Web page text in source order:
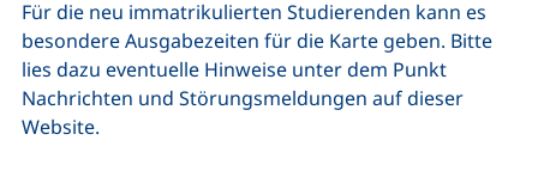
Für die neu immatrikulierten Studierenden kann es
besondere Ausgabezeiten für die Karte geben. Bitte
lies dazu eventuelle Hinweise unter dem Punkt
Nachrichten und Störungsmeldungen auf dieser
Website.